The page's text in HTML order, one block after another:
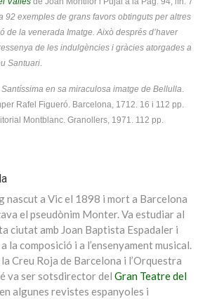
92 exemples de grans favors obtinguts per altres
de la venerada Imatge. Això després d’haver
de les indulgències i gràcies atorgades a
Santuari
Santíssima en sa miraculosa imatge de Bellulla
Rafel Figueró. Barcelona, 1712. 16 i 112 pp.
Montblanc. Granollers, 1971. 112 pp.
nascut a Vic el 1898 i mort a Barcelona
el pseudònim Monter. Va estudiar al
ciutat amb Joan Baptista Espadaler i
la composició i a l’ensenyament musical.
Creu Roja de Barcelona i l’Orquestra
va ser sotsdirector del Gran Teatre del
algunes revistes espanyoles i